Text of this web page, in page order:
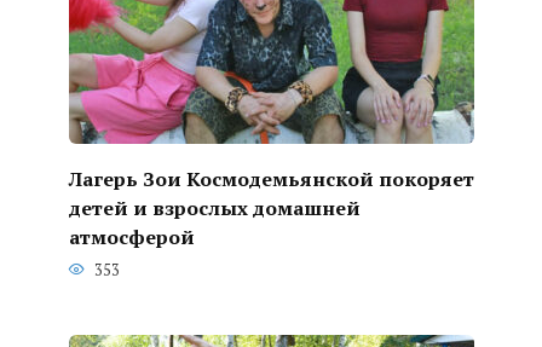
Лагерь Зои Космодемьянской покоряет
детей и взрослых домашней
атмосферой
353